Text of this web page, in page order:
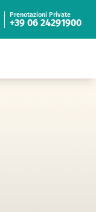
Prenotazioni Private
+39 06 24291900